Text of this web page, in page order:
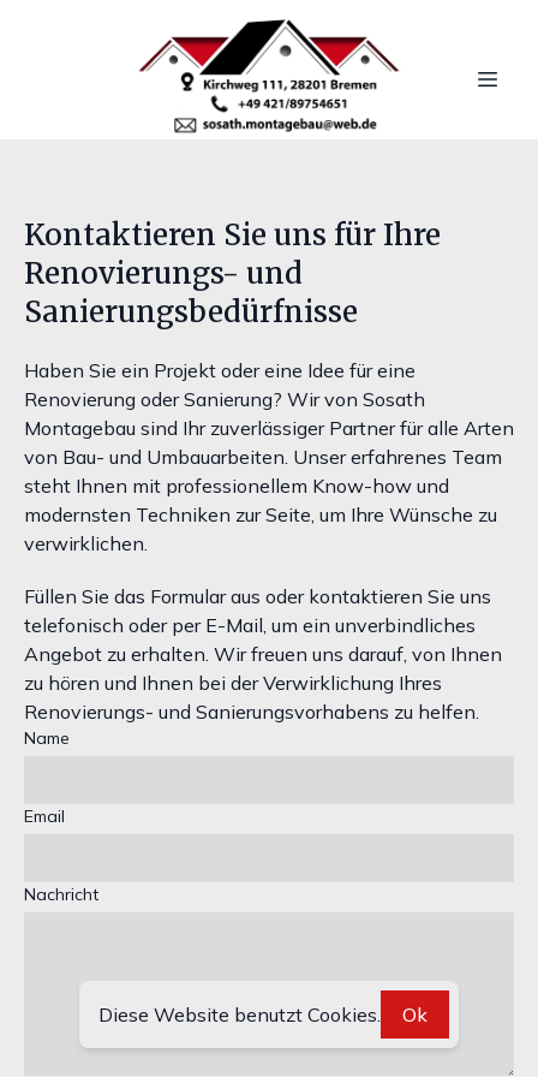
Kontaktieren Sie uns für Ihre
Renovierungs- und
Sanierungsbedürfnisse
Haben Sie ein Projekt oder eine Idee für eine
Renovierung oder Sanierung? Wir von Sosath
Montagebau sind Ihr zuverlässiger Partner für alle Arten
von Bau- und Umbauarbeiten. Unser erfahrenes Team
steht Ihnen mit professionellem Know-how und
modernsten Techniken zur Seite, um Ihre Wünsche zu
verwirklichen.
Füllen Sie das Formular aus oder kontaktieren Sie uns
telefonisch oder per E-Mail, um ein unverbindliches
Angebot zu erhalten. Wir freuen uns darauf, von Ihnen
zu hören und Ihnen bei der Verwirklichung Ihres
Renovierungs- und Sanierungsvorhabens zu helfen.
Name
Email
Nachricht
Diese Website benutzt Cookies. Ok